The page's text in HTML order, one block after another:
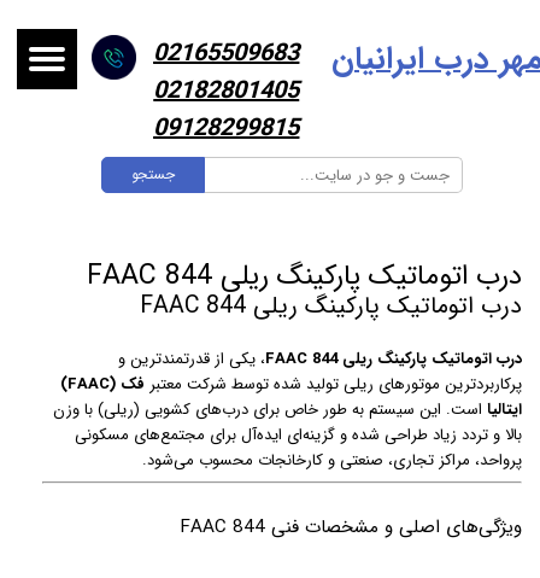
جستجو
درب ایرانیان
02165509683
02182801405
09128299815
درب اتوماتیک پارکینگ ریلی FAAC 844
درب اتوماتیک پارکینگ ریلی FAAC 844
درب اتوماتیک پارکینگ ریلی FAAC 844
، یکی از قدرتمندترین و
پرکاربردترین موتورهای ریلی تولید شده توسط شرکت معتبر
فک (FAAC)
ایتالیا است. این سیستم به طور خاص برای درب‌های کشویی (ریلی) با وزن
بالا و تردد زیاد طراحی شده و گزینه‌ای ایده‌آل برای مجتمع‌های مسکونی
پرواحد، مراکز تجاری، صنعتی و کارخانجات محسوب می‌شود.
ویژگی‌های اصلی و مشخصات فنی FAAC 844